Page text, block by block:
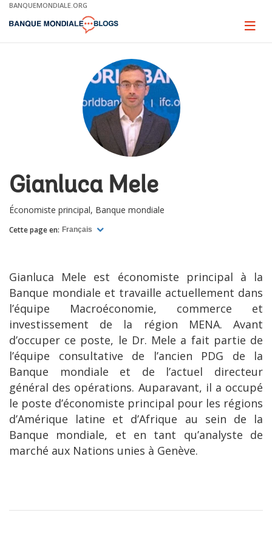
Skip
Main
BANQUEMONDIALE.ORG
Page
Gianluca Mele
Économiste principal, Banque mondiale
Cette page en: Français
Gianluca Mele est économiste principal à la
Banque mondiale et travaille actuellement dans
l’équipe Macroéconomie, commerce et
investissement de la région MENA. Avant
d’occuper ce poste, le Dr. Mele a fait partie de
l’équipe consultative de l’ancien PDG de la
Banque mondiale et de l’actuel directeur
général des opérations. Auparavant, il a occupé
le poste d’économiste principal pour les régions
d’Amérique latine et d’Afrique au sein de la
Banque mondiale, et en tant qu’analyste de
marché aux Nations unies à Genève.